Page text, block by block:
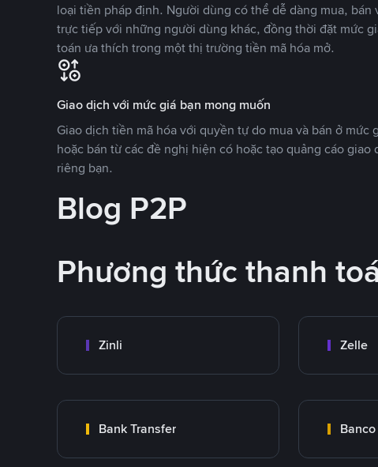
loại tiền pháp định. Người dùng có thể dễ dàng mua, bán
trực tiếp với những người dùng khác, đồng thời đặt mức
toán ưa thích trong một thị trường tiền mã hóa mở.
Giao dịch với mức giá bạn mong muốn
Giao dịch tiền mã hóa với quyền tự do mua và bán ở mức
hoặc bán từ các đề nghị hiện có hoặc tạo quảng cáo giao
riêng bạn.
Blog P2P
Phương thức thanh
Zinli Zelle
Bank Transfer